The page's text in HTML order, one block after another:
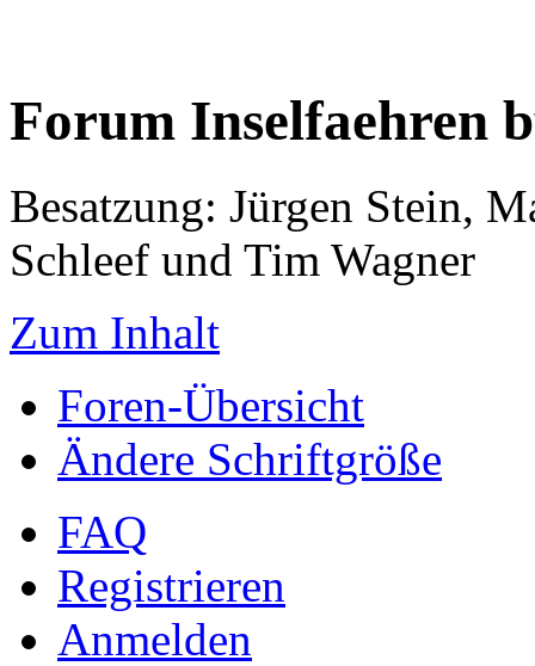
Forum Inselfaehren
Besatzung: Jürgen Stein,
Schleef und Tim Wagner
Zum Inhalt
Foren-Übersicht
Ändere Schriftgröße
FAQ
Registrieren
Anmelden